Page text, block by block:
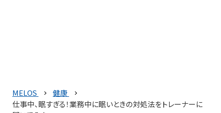
MELOS
健康
仕事中、眠すぎる！業務中に眠いときの対処法をトレーナーに